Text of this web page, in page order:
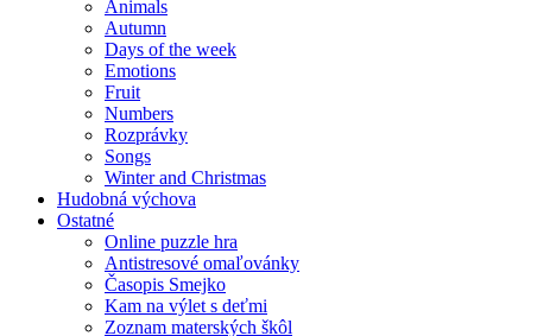
Animals
Autumn
Days of the week
Emotions
Fruit
Numbers
Rozprávky
Songs
Winter and Christmas
Hudobná výchova
Ostatné
Online puzzle hra
Antistresové omaľovánky
Časopis Smejko
Kam na výlet s deťmi
Zoznam materských škôl